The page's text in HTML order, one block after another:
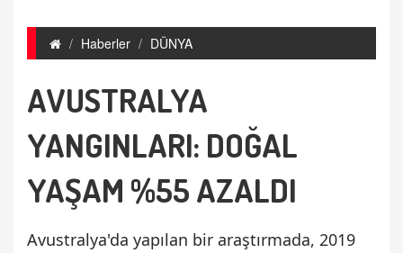
Haberler DÜNYA
AVUSTRALYA
YANGINLARI: DOĞAL
YAŞAM %55 AZALDI
Avustralya'da yapılan bir araştırmada, 2019